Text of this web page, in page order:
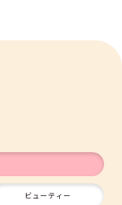
ビューティー